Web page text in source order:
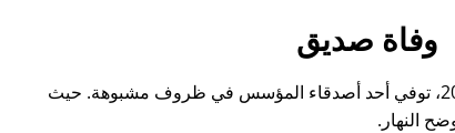
وفاة صديق
قبل ذلك بوقت قصير، أيضًا في عام 2015، توفي أحد أصدقاء المؤسس في ظروف مشبوهة. حيث
النهار.